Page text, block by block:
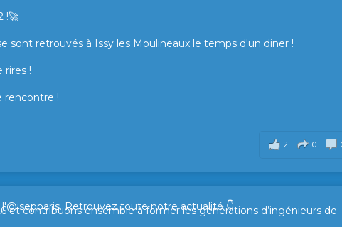
!🚀
sont retrouvés à Issy les Moulineaux le temps d'un diner !
rires !
rencontre !
2 0
et contribuons ensemble à former les générations d’ingénieurs de
Retrouvez toute notre actualité 👇